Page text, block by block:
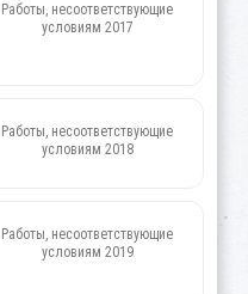
Работы, несоответствующие
условиям 2017
Работы, несоответствующие
условиям 2018
Работы, несоответствующие
условиям 2019